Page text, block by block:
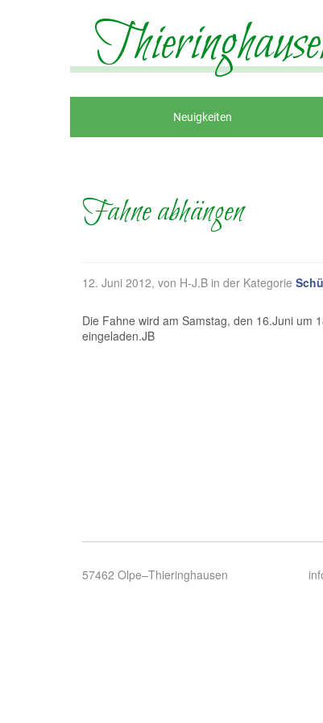
Neuigkeiten
Fahne abhängen
12. Juni 2012, von H-J.B in der Kategorie
Die Fahne wird am Samstag, den 16.Juni um
eingeladen.JB
57462 Olpe–Thieringhausen